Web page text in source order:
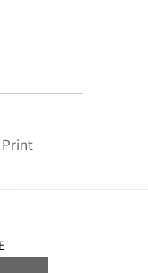
Print